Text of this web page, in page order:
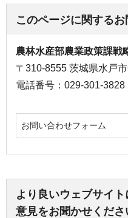
このページに関する
農林水産部農業政策課戦
〒310-8555 茨城県水戸
電話番号：029-301-3828
お問い合わせフォーム
より良いウェブサイ
意見をお聞かせくださ